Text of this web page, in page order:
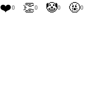
❤️0 👏0 🤡0 🤬0